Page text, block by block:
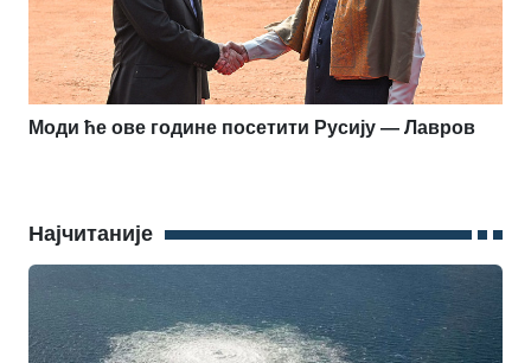
Моди ће ове године посетити Русију — Лавров
Најчитаније